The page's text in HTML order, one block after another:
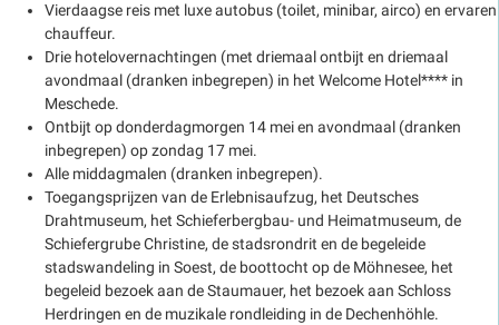
Vierdaagse reis met luxe autobus (toilet, minibar, airco) en ervaren
chauffeur.
Drie hotelovernachtingen (met driemaal ontbijt en driemaal
avondmaal (dranken inbegrepen) in het Welcome Hotel**** in
Meschede.
Ontbijt op donderdagmorgen 14 mei en avondmaal (dranken
inbegrepen) op zondag 17 mei.
Alle middagmalen (dranken inbegrepen).
Toegangsprijzen van de Erlebnisaufzug, het Deutsches
Drahtmuseum, het Schieferbergbau- und Heimatmuseum, de
Schiefergrube Christine, de stadsrondrit en de begeleide
stadswandeling in Soest, de boottocht op de Möhnesee, het
begeleid bezoek aan de Staumauer, het bezoek aan Schloss
Herdringen en de muzikale rondleiding in de Dechenhöhle.